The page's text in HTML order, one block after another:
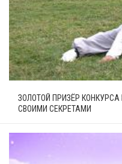
ЗОЛОТОЙ ПРИЗЁР КОНКУРСА
СВОИМИ СЕКРЕТАМИ